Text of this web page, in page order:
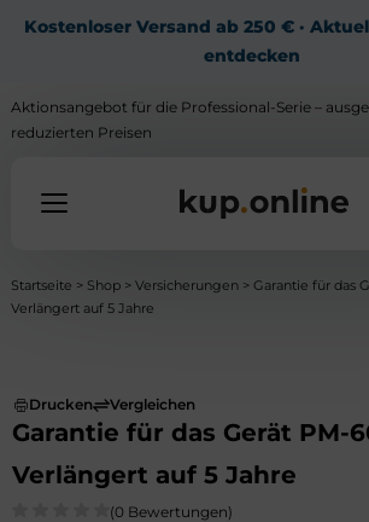
Kostenloser Versand ab 250 € ·
entdecken
Aktionsangebot für die Professional-Serie –
reduzierten Preisen
Alle Produkte
Kontakt
Startseite > Shop> Versicherungen> Garantie für das
Verlängert auf 5 Jahre
Drucken Vergleichen
Garantie für das Gerät PM-
Verlängert auf 5 Jahre
(0 Bewertungen)